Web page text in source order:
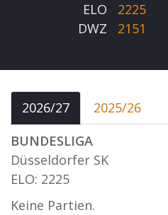
ELO
2225
DWZ
2151
2026/27
2025/26
BUNDESLIGA
Düsseldorfer SK
ELO: 2225
Keine Partien.